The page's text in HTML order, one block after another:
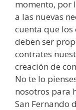
momento, por
a las nuevas
cuenta que los
deben ser
contrates
creación de
No te lo
nosotros para
San Fernando